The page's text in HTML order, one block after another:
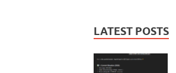
LATEST POSTS